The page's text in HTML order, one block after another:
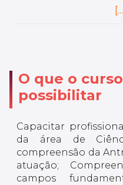
de desenvolvimento
O que o
possibilitar
Capacitar
da área de
compreensão da
atuação;
campos